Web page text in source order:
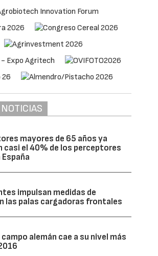
mayores de 65 años ya
casi el 40% de los perceptores
España
impulsan medidas de
las palas cargadoras frontales
campo alemán cae a su nivel más